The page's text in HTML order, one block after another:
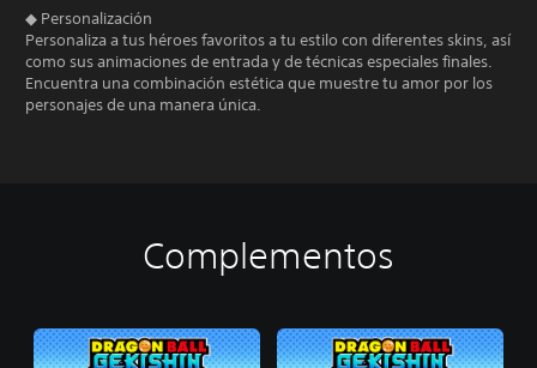
◆ Personalización
Personaliza a tus héroes favoritos a tu estilo con diferentes skins, así
como sus animaciones de entrada y de técnicas especiales finales.
Encuentra una combinación estética que muestre tu amor por los
personajes de una manera única.
Complementos